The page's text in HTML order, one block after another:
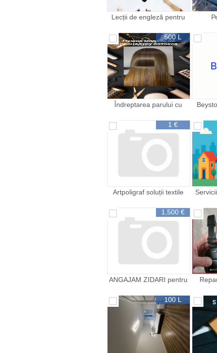
Lecții de engleză pentru
500 L
Îndreptarea parului cu
1 €
Artpoligraf soluții textile
branduri
1,500 €
ANGAJAM ZIDARI pentru
DE NERATAT
100 L